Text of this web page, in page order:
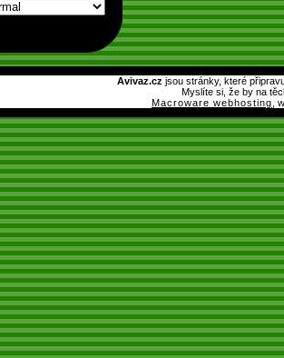
Avivaz.cz jsou stránky, které
Myslíte si, že by na
Macroware webhosting ,